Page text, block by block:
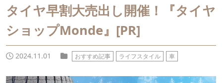
タイヤ早割大売出し開催！『タイヤ
ショップMonde』[PR]
2024.11.01 おすすめ記事 ライフスタイル 車